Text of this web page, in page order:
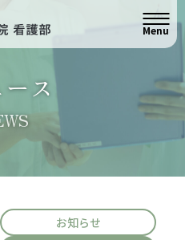
Menu
ス
お知らせ